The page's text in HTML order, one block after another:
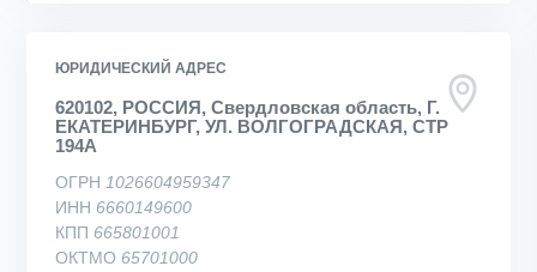
ЮРИДИЧЕСКИЙ АДРЕС
620102, РОССИЯ, Свердловская область, Г.
ЕКАТЕРИНБУРГ, УЛ. ВОЛГОГРАДСКАЯ, СТР
194А
ОГРН 1026604959347
ИНН 6660149600
КПП 665801001
ОКТМО 65701000